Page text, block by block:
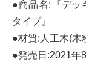
●商品名:『デッ
タイプ』
●材質:人工木(木
●発売日:2021年